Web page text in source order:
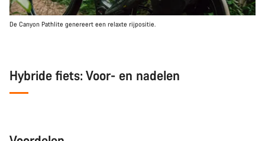
De Canyon Pathlite genereert een relaxte rijpositie.
Hybride fiets: Voor- en nadelen